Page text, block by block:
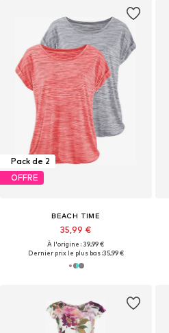
Pack de 2
OFFRE
BEACH TIME
35,99 €
À l'origine : 39,99 €
Dernier prix le plus bas :35,99 €